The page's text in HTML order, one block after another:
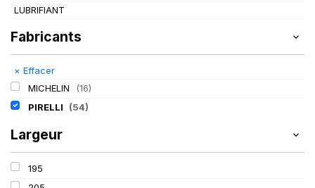
LUBRIFIANT
Fabricants
× Effacer
MICHELIN
(16)
PIRELLI
(54)
Largeur
195